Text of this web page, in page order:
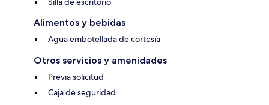
Alimentos y bebidas
Agua embotellada de cortesía
Otros servicios y amenidades
Previa solicitud
Caja de seguridad